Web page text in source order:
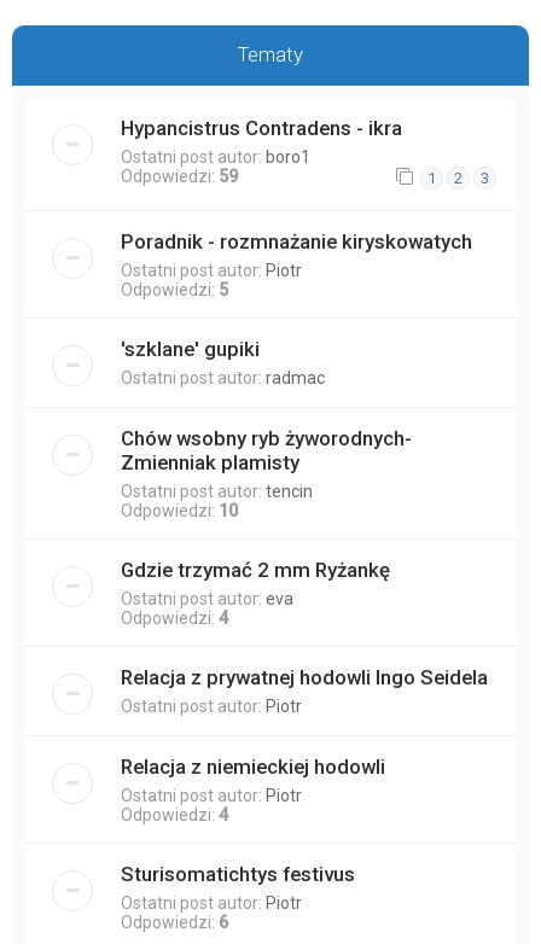
Tematy
Hypancistrus Contradens - ikra
Ostatni post autor: boro1
Odpowiedzi: 59 1 2 3
Poradnik - rozmnażanie kiryskowatych
Ostatni post autor: Piotr
Odpowiedzi: 5
'szklane' gupiki
Ostatni post autor: radmac
Chów wsobny ryb żyworodnych-
Zmienniak plamisty
Ostatni post autor: tencin
Odpowiedzi: 10
Gdzie trzymać 2 mm Ryżankę
Ostatni post autor: eva
Odpowiedzi: 4
Relacja z prywatnej hodowli Ingo Seidela
Ostatni post autor: Piotr
Relacja z niemieckiej hodowli
Ostatni post autor: Piotr
Odpowiedzi: 4
Sturisomatichtys festivus
Ostatni post autor: Piotr
Odpowiedzi: 6